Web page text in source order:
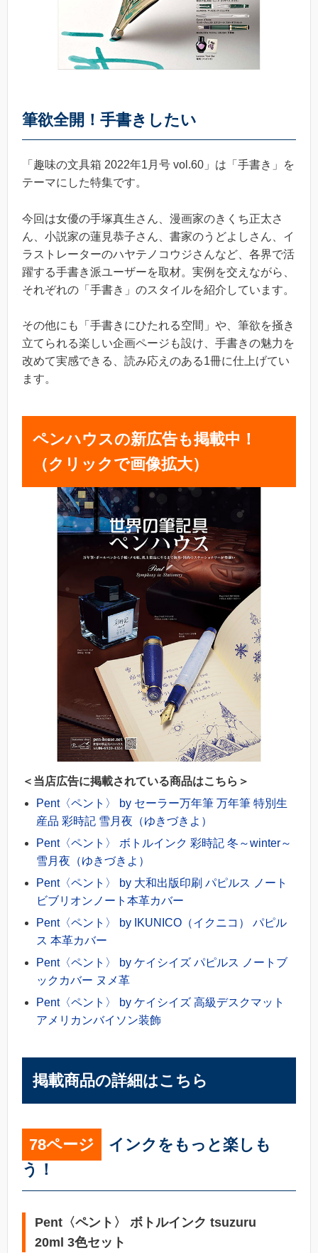
筆欲全開！手書きしたい
「趣味の文具箱 2022年1月号 vol.60」は「手書き」を
テーマにした特集です。
今回は女優の手塚真生さん、漫画家のきくち正太さ
ん、小説家の蓮見恭子さん、書家のうどよしさん、イ
ラストレーターのハヤテノコウジさんなど、各界で活
躍する手書き派ユーザーを取材。実例を交えながら、
それぞれの「手書き」のスタイルを紹介しています。
その他にも「手書きにひたれる空間」や、筆欲を掻き
立てられる楽しい企画ページも設け、手書きの魅力を
改めて実感できる、読み応えのある1冊に仕上げてい
ます。
ペンハウスの新広告も掲載中！
（クリックで画像拡大）
＜当店広告に掲載されている商品はこちら＞
Pent〈ペント〉 by セーラー万年筆 万年筆 特別生
産品 彩時記 雪月夜（ゆきづきよ）
Pent〈ペント〉 ボトルインク 彩時記 冬～winter～
雪月夜（ゆきづきよ）
Pent〈ペント〉 by 大和出版印刷 パピルス ノート
ビブリオンノート本革カバー
Pent〈ペント〉 by IKUNICO（イクニコ） パピル
ス 本革カバー
Pent〈ペント〉 by ケイシイズ パピルス ノートブ
ックカバー ヌメ革
Pent〈ペント〉 by ケイシイズ 高級デスクマット
アメリカンバイソン装飾
掲載商品の詳細はこちら
78ページ
インクをもっと楽しも
う！
Pent〈ペント〉 ボトルインク tsuzuru
20ml 3色セット